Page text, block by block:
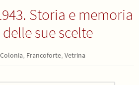
Storia e memoria
sue scelte
Colonia, Francoforte, Vetrina